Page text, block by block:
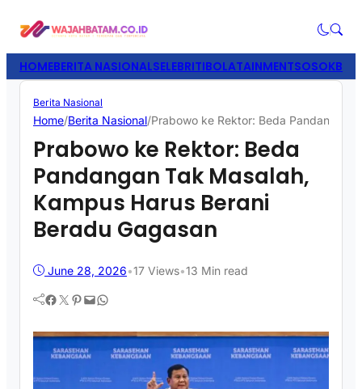
HOMEBERITA NASIONALSELEBRITIBOLATAINMENTSOSOK
Berita Nasional
Home/Berita Nasional/Prabowo ke Rektor: Beda Pandangan
Prabowo ke Rektor: Beda
Pandangan Tak Masalah,
Kampus Harus Berani
Beradu Gagasan
June 28, 2026•17 Views•13 Min read
Facebook Twitter Pinterest Mail WhatsApp